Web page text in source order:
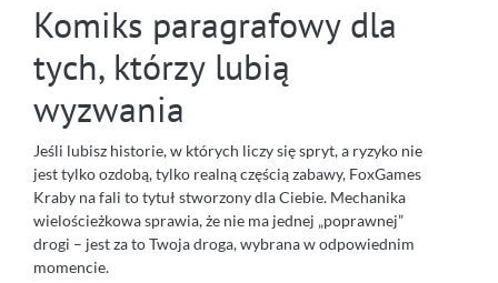
Komiks paragrafowy dla
tych, którzy lubią
wyzwania
Jeśli lubisz historie, w których liczy się spryt, a ryzyko nie
jest tylko ozdobą, tylko realną częścią zabawy, FoxGames
Kraby na fali to tytuł stworzony dla Ciebie. Mechanika
wielościeżkowa sprawia, że nie ma jednej „poprawnej”
drogi – jest za to Twoja droga, wybrana w odpowiednim
momencie.